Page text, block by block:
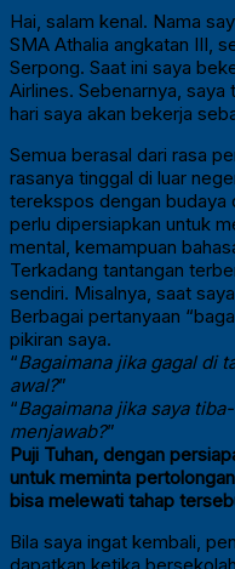
Hai, salam kenal. Nama
SMA Athalia angkatan III,
Serpong. Saat ini saya
Airlines. Sebenarnya, saya
hari saya akan bekerja
Semua berasal dari rasa
rasanya tinggal di luar
terekspos dengan budaya
perlu dipersiapkan untuk
mental, kemampuan
Terkadang tantangan
sendiri. Misalnya, saat
Berbagai pertanyaan
pikiran saya.
“Bagaimana jika gagal di
awal?”
“Bagaimana jika saya
menjawab?”
Puji Tuhan, dengan
untuk meminta
bisa melewati tahap
Bila saya ingat kembali,
dapatkan ketika